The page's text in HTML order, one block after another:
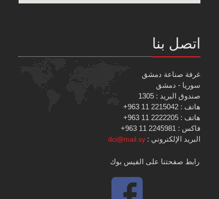
اتصل بنا
غرفة صناعة دمشق
سوريا - دمشق
صندوق البريد : 1305
هاتف : 2215042 11 963+
هاتف : 2222205 11 963+
فاكس : 2245981 11 963+
البريد الإلكتروني :dci@mail.sy
رابط صفحتنا على الفيس بوك